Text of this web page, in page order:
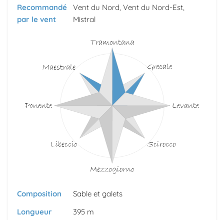
Recommandé
par le vent
Vent du Nord, Vent du Nord-Est,
Mistral
Composition
Sable et galets
Longueur
395 m